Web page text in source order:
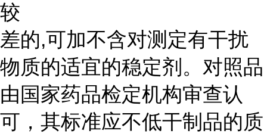
较
差的,可加不含对测定有干扰
物质的适宜的稳定剂。对照品
由国家药品检定机构审查认
可，其标准应不低干制品的质